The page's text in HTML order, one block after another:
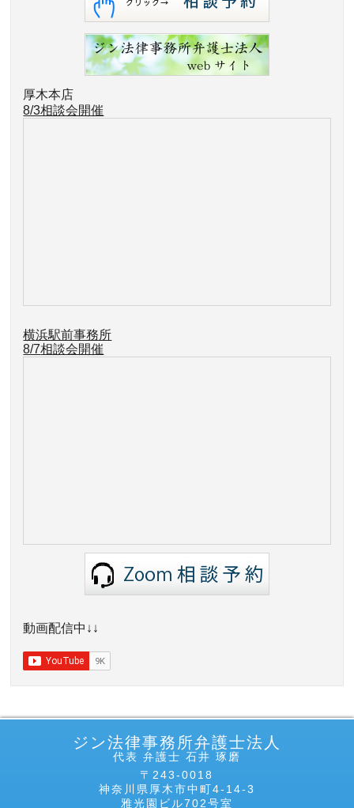
厚木本店
8/3相談会開催
横浜駅前事務所
8/7相談会開催
動画配信中↓↓
ジン法律事務所弁護士法人
代表 弁護士 石井 琢磨
〒243-0018
神奈川県厚木市中町4-14-3
雅光園ビル702号室